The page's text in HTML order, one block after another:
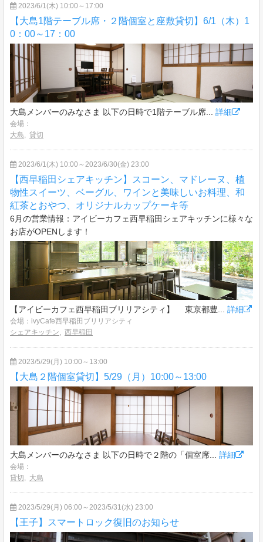
2023/6/1(木) 10:00～17:00
【大島1階テーブル席・２階個室と座敷貸切】6/1（木）1
0：00～17：00
大島メンバーのみなさま 以下の日時で1階テーブル席... 詳細
会場：
大島, 貸切
2023/6/1(木) 10:00～2023/6/30(金) 23:00
【西早稲田シェアキッチン】スコーン、マドレーヌ、植
物性スイーツ、ベーグル、ワインと美味しいお料理、和
紅茶とおやつ、オリジナルカップケーキ等
6月の営業情報：アイビーカフェ西早稲田シェアキッチンに様々な
お店がOPENします！
【アイビーカフェ西早稲田ブリリアシティ】 東京都豊... 詳細
会場：ivyCafe西早稲田ブリリアシティ
シェアキッチン, 西早稲田
2023/5/29(月) 10:00～13:00
【大島２階個室貸切】5/29（月）10:00～13:00
大島メンバーのみなさま 以下の日時で２階の「個室席... 詳細
会場：
貸切 , 大島
2023/5/29(月) 06:00～2023/5/31(水) 23:00
【王子】スマートロック復旧のお知らせ